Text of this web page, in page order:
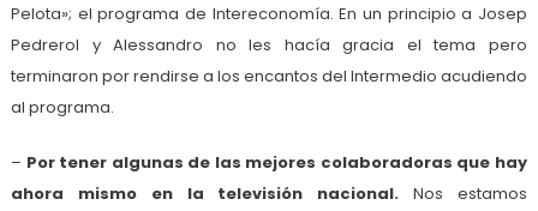
Pelota»; el programa de Intereconomía. En un principio a Josep
Pedrerol y Alessandro no les hacía gracia el tema pero
terminaron por rendirse a los encantos del Intermedio acudiendo
al programa.
– Por tener algunas de las mejores colaboradoras que hay
ahora mismo en la televisión nacional. Nos estamos